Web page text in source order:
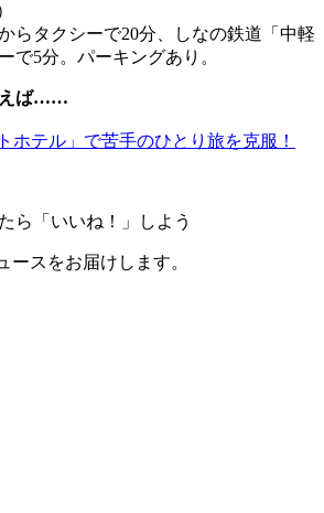
らタクシーで20分、しなの鉄道「中軽
で5分。パーキングあり。
えば……
ホテル」で苦手のひとり旅を克服！
ら「いいね！」しよう
ースをお届けします。